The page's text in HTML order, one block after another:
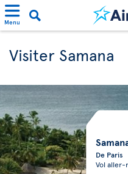
Menu
Visiter Samana
De Paris
Vol